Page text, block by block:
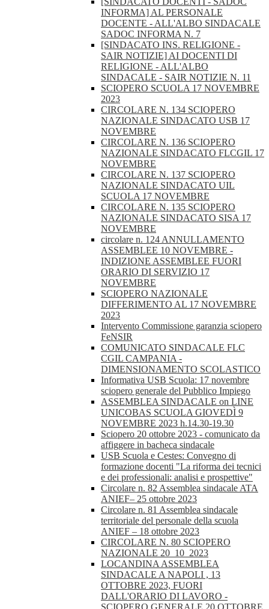
INFORMA] AL PERSONALE
DOCENTE - ALL'ALBO SINDACALE
SADOC INFORMA N. 7
[SINDACATO INS. RELIGIONE -
SAIR NOTIZIE] AI DOCENTI DI
RELIGIONE - ALL'ALBO
SINDACALE - SAIR NOTIZIE N. 11
SCIOPERO SCUOLA 17 NOVEMBRE
2023
CIRCOLARE N. 134 SCIOPERO
NAZIONALE SINDACATO USB 17
NOVEMBRE
CIRCOLARE N. 136 SCIOPERO
NAZIONALE SINDACATO FLCGIL 17
NOVEMBRE
CIRCOLARE N. 137 SCIOPERO
NAZIONALE SINDACATO UIL
SCUOLA 17 NOVEMBRE
CIRCOLARE N. 135 SCIOPERO
NAZIONALE SINDACATO SISA 17
NOVEMBRE
circolare n. 124 ANNULLAMENTO
ASSEMBLEE 10 NOVEMBRE -
INDIZIONE ASSEMBLEE FUORI
ORARIO DI SERVIZIO 17
NOVEMBRE
SCIOPERO NAZIONALE
DIFFERIMENTO AL 17 NOVEMBRE
2023
Intervento Commissione garanzia sciopero
FeNSIR
COMUNICATO SINDACALE FLC
CGIL CAMPANIA -
DIMENSIONAMENTO SCOLASTICO
Informativa USB Scuola: 17 novembre
sciopero generale del Pubblico Impiego
ASSEMBLEA SINDACALE on LINE
UNICOBAS SCUOLA GIOVEDÌ 9
NOVEMBRE 2023 h.14.30-19.30
Sciopero 20 ottobre 2023 - comunicato da
affiggere in bacheca sindacale
USB Scuola e Cestes: Convegno di
formazione docenti "La riforma dei tecnici
e dei professionali: analisi e prospettive"
Circolare n. 82 Assemblea sindacale ATA
ANIEF– 25 ottobre 2023
Circolare n. 81 Assemblea sindacale
territoriale del personale della scuola
ANIEF – 18 ottobre 2023
CIRCOLARE N. 80 SCIOPERO
NAZIONALE 20_10_2023
LOCANDINA ASSEMBLEA
SINDACALE A NAPOLI , 13
OTTOBRE 2023, FUORI
DALL'ORARIO DI LAVORO -